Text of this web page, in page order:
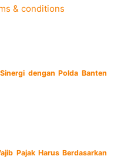
& conditions
dengan Polda Banten
Pajak Harus Berdasarkan